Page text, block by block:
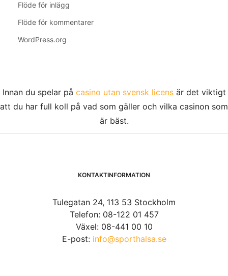
Flöde för inlägg
Flöde för kommentarer
WordPress.org
Innan du spelar på casino utan svensk licensär det viktigt
att du har full koll på vad som gäller och vilka casinon som
är bäst.
KONTAKTINFORMATION
Tulegatan 24, 113 53 Stockholm
Telefon: 08-122 01 457
Växel: 08-441 00 10
E-post: info@sporthalsa.se